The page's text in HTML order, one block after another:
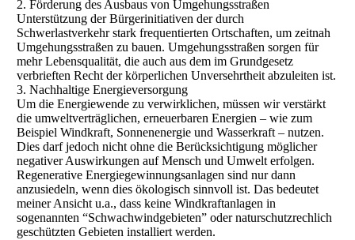
2. Förderung des Ausbaus von Umgehungsstraßen
Unterstützung der Bürgerinitiativen der durch
Schwerlastverkehr stark frequentierten Ortschaften, um zeitnah
Umgehungsstraßen zu bauen. Umgehungsstraßen sorgen für
mehr Lebensqualität, die auch aus dem im Grundgesetz
verbrieften Recht der körperlichen Unversehrtheit abzuleiten ist.
3. Nachhaltige Energieversorgung
Um die Energiewende zu verwirklichen, müssen wir verstärkt
die umweltverträglichen, erneuerbaren Energien – wie zum
Beispiel Windkraft, Sonnenenergie und Wasserkraft – nutzen.
Dies darf jedoch nicht ohne die Berücksichtigung möglicher
negativer Auswirkungen auf Mensch und Umwelt erfolgen.
Regenerative Energiegewinnungsanlagen sind nur dann
anzusiedeln, wenn dies ökologisch sinnvoll ist. Das bedeutet
meiner Ansicht u.a., dass keine Windkraftanlagen in
sogenannten “Schwachwindgebieten” oder naturschutzrechlich
geschützten Gebieten installiert werden.